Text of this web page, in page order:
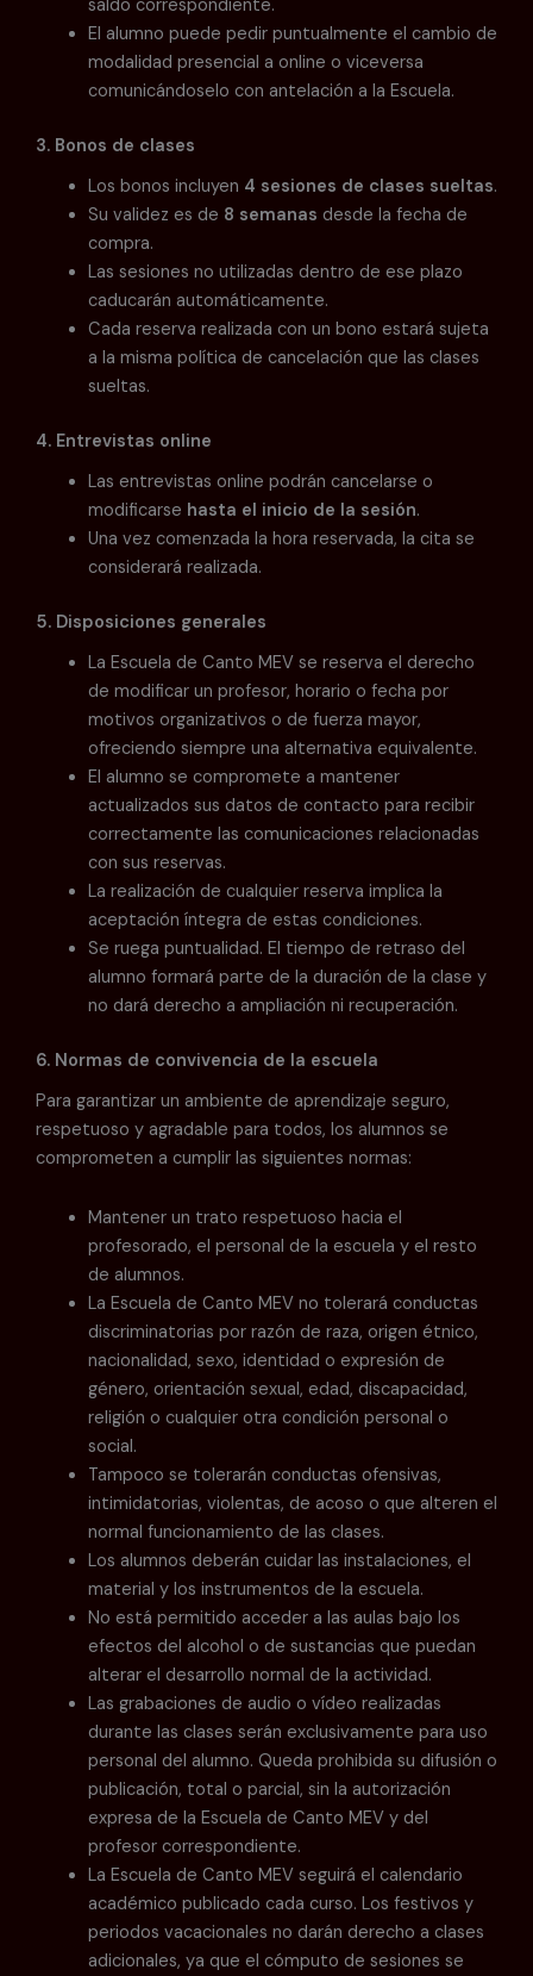
saldo correspondiente.
El alumno puede pedir puntualmente el cambio de
modalidad presencial a online o viceversa
comunicándoselo con antelación a la Escuela.
3. Bonos de clases
Los bonos incluyen 4 sesiones de clases sueltas.
Su validez es de 8 semanas desde la fecha de
compra.
Las sesiones no utilizadas dentro de ese plazo
caducarán automáticamente.
Cada reserva realizada con un bono estará sujeta
a la misma política de cancelación que las clases
sueltas.
4. Entrevistas online
Las entrevistas online podrán cancelarse o
modificarse hasta el inicio de la sesión.
Una vez comenzada la hora reservada, la cita se
considerará realizada.
5. Disposiciones generales
La Escuela de Canto MEV se reserva el derecho
de modificar un profesor, horario o fecha por
motivos organizativos o de fuerza mayor,
ofreciendo siempre una alternativa equivalente.
El alumno se compromete a mantener
actualizados sus datos de contacto para recibir
correctamente las comunicaciones relacionadas
con sus reservas.
La realización de cualquier reserva implica la
aceptación íntegra de estas condiciones.
Se ruega puntualidad. El tiempo de retraso del
alumno formará parte de la duración de la clase y
no dará derecho a ampliación ni recuperación.
6. Normas de convivencia de la escuela
Para garantizar un ambiente de aprendizaje seguro,
respetuoso y agradable para todos, los alumnos se
comprometen a cumplir las siguientes normas:
Mantener un trato respetuoso hacia el
profesorado, el personal de la escuela y el resto
de alumnos.
La Escuela de Canto MEV no tolerará conductas
discriminatorias por razón de raza, origen étnico,
nacionalidad, sexo, identidad o expresión de
género, orientación sexual, edad, discapacidad,
religión o cualquier otra condición personal o
social.
Tampoco se tolerarán conductas ofensivas,
intimidatorias, violentas, de acoso o que alteren el
normal funcionamiento de las clases.
Los alumnos deberán cuidar las instalaciones, el
material y los instrumentos de la escuela.
No está permitido acceder a las aulas bajo los
efectos del alcohol o de sustancias que puedan
alterar el desarrollo normal de la actividad.
Las grabaciones de audio o vídeo realizadas
durante las clases serán exclusivamente para uso
personal del alumno. Queda prohibida su difusión o
publicación, total o parcial, sin la autorización
expresa de la Escuela de Canto MEV y del
profesor correspondiente.
La Escuela de Canto MEV seguirá el calendario
académico publicado cada curso. Los festivos y
periodos vacacionales no darán derecho a clases
adicionales, ya que el cómputo de sesiones se